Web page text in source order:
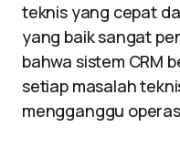
teknis yang cepat
yang baik sangat
bahwa sistem CRM
setiap masalah
mengganggu